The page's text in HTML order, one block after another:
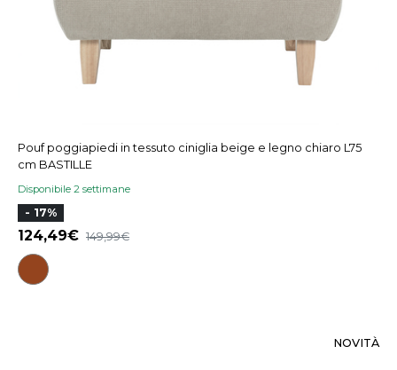
Pouf poggiapiedi in tessuto ciniglia beige e legno chiaro L75
cm BASTILLE
Disponibile 2 settimane
- 17%
124,49 149,99
NOVITÀ